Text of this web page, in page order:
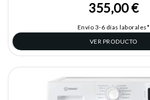
355,00 €
Envío 3-6 días laborales*
VER PRODUCTO